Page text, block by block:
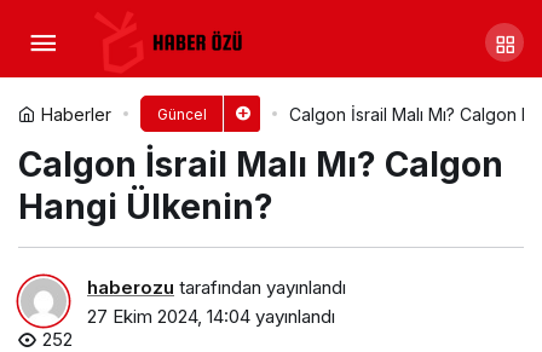
Haberler Güncel Calgon İsrail Malı Mı? Calgon
Calgon İsrail Malı Mı? Calgon
Hangi Ülkenin?
haberozu tarafından yayınlandı
27 Ekim 2024, 14:04 yayınlandı
252
Axe İsrail Malı Mı? Axe Hangi
Ülkenin?Yorum Yap